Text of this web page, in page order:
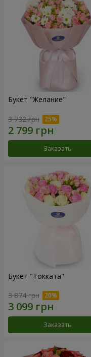
Букет "Желание"
3 732 грн
Заказать
Букет "Токката"
3 874 грн
Заказать